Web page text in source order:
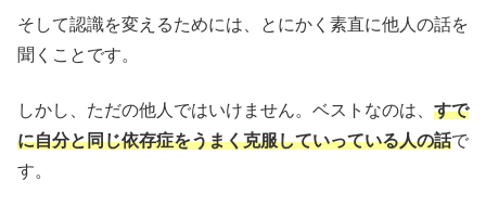
そして認識を変えるためには、とにかく素直に他人の話を
聞くことです。
しかし、ただの他人ではいけません。ベストなのは、 すで
に自分と同じ依存症をうまく克服していっている人の話で
す。